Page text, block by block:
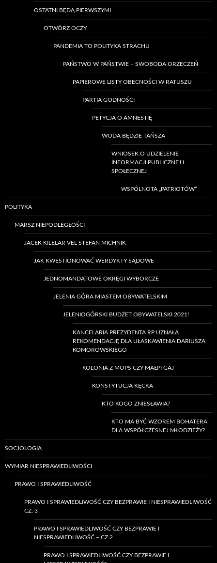
OSTATNI BĘDĄ PIERWSZYMI
OTWÓRZ OCZY
PANDEMIA TO POLITYKA STRACHU
PAŃSTWO W PAŃSTWIE – SWOBODA ORZECZEŃ
PAPIEROWE LISTY OBECNOŚCI W RATUSZU
PARTIA GODNOŚCI
PETYCJA O AMNESTIĘ
WODA BĘDZIE TAŃSZA
WNIOSEK O UDZIELENIE
INFORMACJI PUBLICZNEJ I
SPOŁECZNEJ
WSPÓLNOTA „PATRIOTÓW”
POLITYKA
MARSZ NIEPODLEGŁOŚCI
JACEK KILELAR VEL STEFAN MICHNIK
JAK KWESTIONOWAĆ WERDYKTY SĄDOWE
JEDNOMANDATOWE OKRĘGI WYBORCZE
JELENIA GÓRA MIASTEM OBYWATELSKIM
JELENIOGÓRSKI BUDŻET OBYWATELSKI 2021!
KANCELARIA PREZYDENTA RP UZNAŁA
REKOMENDACJĘ DLA UŁASKAWIENIA DARIUSZA
KOMOROWSKIEGO
KOLONIA Z MOPS CZY MAŁPI GAJ
KONSTYTUCJA KĘCKA
KTO KOGO ZNIESŁAWIA?
KTO MA BYĆ WZOREM BOHATERA
DLA WSPÓŁCZESNEJ MŁODZIEŻY?
SOCJOLOGIA
WYMIAR NIESPRAWIEDLIWOŚCI
PRAWO I SPRAWIEDLIWOŚĆ
PRAWO I SPRAWIEDLIWOŚĆ CZY BEZPRAWIE I NIESPRAWIEDLIWOŚĆ
CZ. 3
PRAWO I SPRAWIEDLIWOŚĆ CZY BEZPRAWIE I
NIESPRAWIEDLIWOŚĆ – CZ.2
PRAWO I SPRAWIEDLIWOŚĆ CZY BEZPRAWIE I